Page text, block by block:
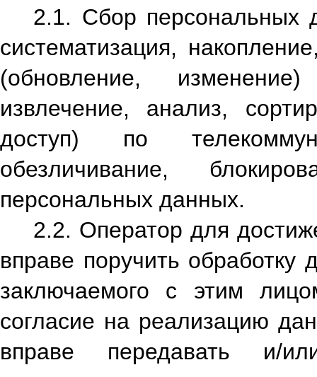
2.1. Сбор персональных
систематизация,
(обновление,
извлечение, анализ,
доступ) по
обезличивание,
персональных данных.
2.2. Оператор для
вправе поручить
заключаемого с этим
согласие на реализацию
вправе передавать и/